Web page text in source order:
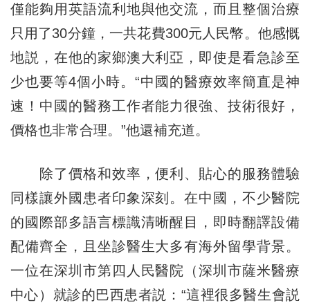
僅能夠用英語流利地與他交流，而且整個治療
只用了30分鐘，一共花費300元人民幣。他感慨
地説，在他的家鄉澳大利亞，即使是看急診至
少也要等4個小時。“中國的醫療效率簡直是神
速！中國的醫務工作者能力很強、技術很好，
價格也非常合理。”他還補充道。
除了價格和效率，便利、貼心的服務體驗
同樣讓外國患者印象深刻。在中國，不少醫院
的國際部多語言標識清晰醒目，即時翻譯設備
配備齊全，且坐診醫生大多有海外留學背景。
一位在深圳市第四人民醫院（深圳市薩米醫療
中心）就診的巴西患者説：“這裡很多醫生會説